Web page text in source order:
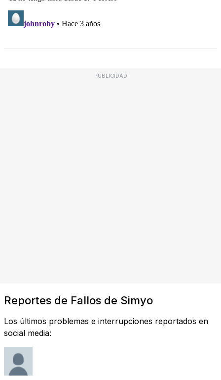
PUBLICIDAD
Reportes de Fallos de Simyo
Los últimos problemas e interrupciones reportados en
social media: